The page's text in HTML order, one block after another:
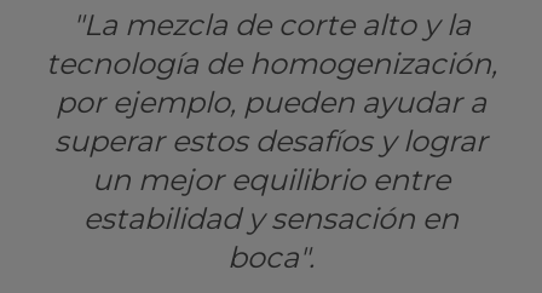
"La mezcla de corte alto y la
tecnología de homogenización,
por ejemplo, pueden ayudar a
superar estos desafíos y lograr
un mejor equilibrio entre
estabilidad y sensación en
boca".